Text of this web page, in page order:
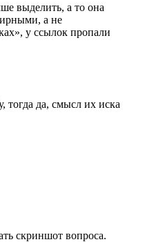
выделить, а то она
а не
у ссылок пропали
тогда да, смысл их иска
скриншот вопроса.